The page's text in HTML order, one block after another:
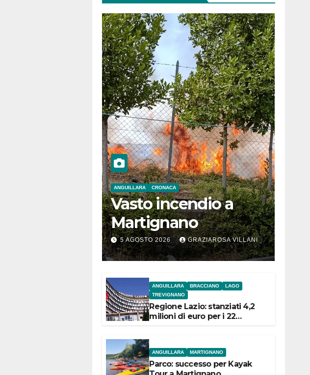
ANGUILLARA CRONACA
Vasto incendio a
Martignano
5 AGOSTO 2026 GRAZIAROSA VILLANI
ANGUILLARA BRACCIANO
LAGO
TREVIGNANO
Regione Lazio: stanziati 4,2
milioni di euro per i 22
ANGUILLARA MARTIGNANO
Parco: successo per Kayak